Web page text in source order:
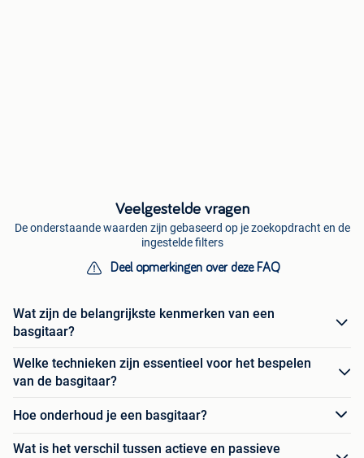
Veelgestelde vragen
De onderstaande waarden zijn gebaseerd op je zoekopdracht en de
ingestelde filters
Deel opmerkingen over deze FAQ
Wat zijn de belangrijkste kenmerken van een
basgitaar?
Welke technieken zijn essentieel voor het bespelen
van de basgitaar?
Hoe onderhoud je een basgitaar?
Wat is het verschil tussen actieve en passieve